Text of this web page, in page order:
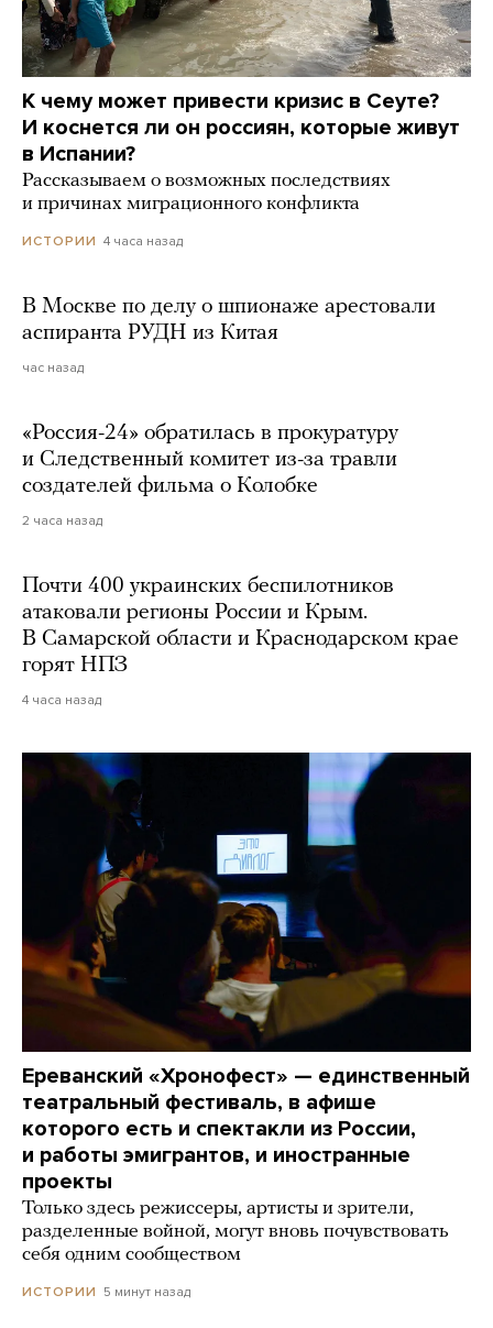
К чему может привести кризис в Сеуте?
И коснется ли он россиян, которые живут
в Испании?
Рассказываем о возможных последствиях
и причинах миграционного конфликта
ИСТОРИИ 4 часа назад
В Москве по делу о шпионаже арестовали
аспиранта РУДН из Китая
час назад
«Россия-24» обратилась в прокуратуру
и Следственный комитет из-за травли
создателей фильма о Колобке
2 часа назад
Почти 400 украинских беспилотников
атаковали регионы России и Крым.
В Самарской области и Краснодарском крае
горят НПЗ
4 часа назад
Ереванский «Хронофест» — единственный
театральный фестиваль, в афише
которого есть и спектакли из России,
и работы эмигрантов, и иностранные
проекты
Только здесь режиссеры, артисты и зрители,
разделенные войной, могут вновь почувствовать
себя одним сообществом
ИСТОРИИ 5 минут назад